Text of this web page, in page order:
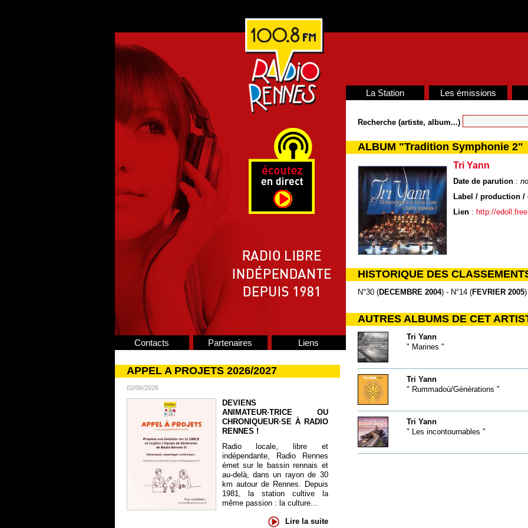
Contacts Partenaires Liens
APPEL A PROJETS 2026/2027
02/06/2026
DEVIENS
ANIMATEUR·TRICE OU
CHRONIQUEUR·SE À RADIO
RENNES !
Radio locale, libre et
indépendante, Radio Rennes
émet sur le bassin rennais et
au-delà, dans un rayon de 30
km autour de Rennes. Depuis
1981, la station cultive la
même passion : la culture...
Lire la suite
La Station Les émissions
Recherche (artiste, album...)
ALBUM "Tradition Symphonie 2"
Tri Yann
Date de parution:
Label / production
Lien: http://
HISTORIQUE DES
N°30 (DECEMBRE 2004) - N°14 (FEVRIER 2005)
AUTRES ALBUMS DE CET
Tri Yann
" Marines "
Tri Yann
" Rummadoù/Générations "
Tri Yann
" Les incontournables "